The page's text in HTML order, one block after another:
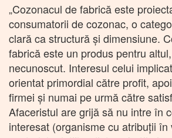
„Cozonacul de fabrică este
consumatorii de cozonac, o
clară ca structură și dimensiune.
fabrică este un produs pentru
necunoscut. Interesul celui
orientat primordial către profit,
firmei și numai pe urmă către
Afaceristul are grijă să nu intre în
interesat (organisme cu atribuții în